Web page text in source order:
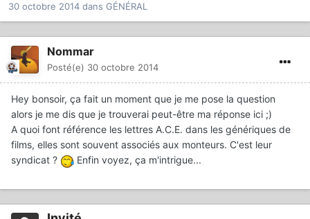
30 octobre 2014 dans GÉNÉRAL
Nommar
Posté(e) 30 octobre 2014
Hey bonsoir, ça fait un moment que je me pose la question
alors je me dis que je trouverai peut-être ma réponse ici ;)
A quoi font référence les lettres A.C.E. dans les génériques de
films, elles sont souvent associés aux monteurs. C'est leur
syndicat ?
Enfin voyez, ça m'intrigue...